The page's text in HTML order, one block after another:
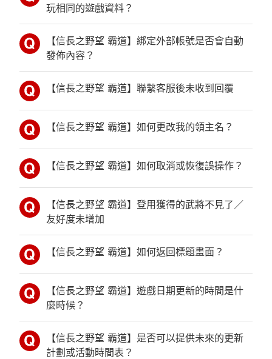
玩相同的遊戲資料？
【信長之野望 霸道】綁定外部帳號是否會自動
發佈內容？
【信長之野望 霸道】聯繫客服後未收到回覆
【信長之野望 霸道】如何更改我的領主名？
【信長之野望 霸道】如何取消或恢復誤操作？
【信長之野望 霸道】登用獲得的武將不見了／
友好度未增加
【信長之野望 霸道】如何返回標題畫面？
【信長之野望 霸道】遊戲日期更新的時間是什
麼時候？
【信長之野望 霸道】是否可以提供未來的更新
計劃或活動時間表？